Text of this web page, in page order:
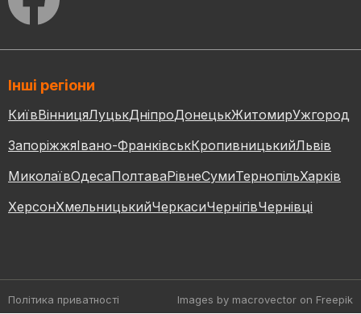
Інші регіони
КиївВінницяЛуцькДніпроДонецькЖитомирУжгород
ЗапоріжжяІвано-ФранківськКропивницькийЛьвів
МиколаївОдесаПолтаваРівнеСумиТернопільХарків
ХерсонХмельницькийЧеркасиЧернігівЧернівці
Політика приватності Images by macrovector on Freepik